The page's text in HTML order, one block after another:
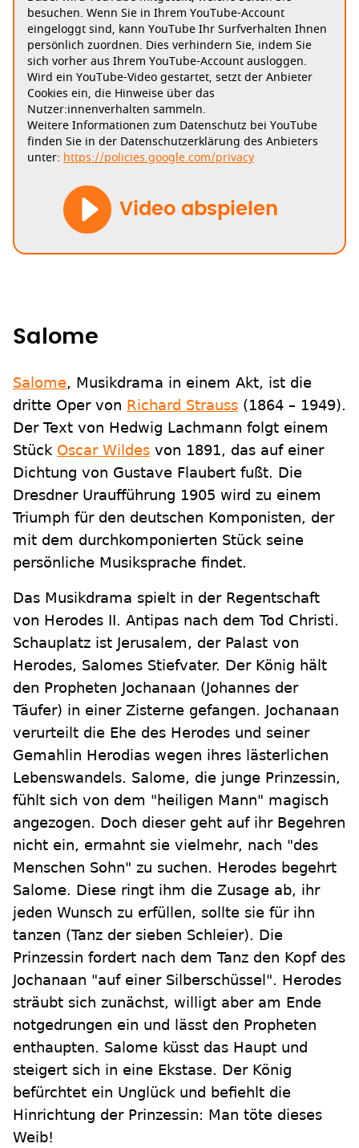
besuchen. Wenn Sie in Ihrem YouTube-Account
eingeloggt sind, kann YouTube Ihr Surfverhalten Ihnen
persönlich zuordnen. Dies verhindern Sie, indem Sie
sich vorher aus Ihrem YouTube-Account ausloggen.
Wird ein YouTube-Video gestartet, setzt der Anbieter
Cookies ein, die Hinweise über das
Nutzer:innenverhalten sammeln.
Weitere Informationen zum Datenschutz bei YouTube
finden Sie in der Datenschutzerklärung des Anbieters
unter: https://policies.google.com/privacy
Video abspielen
Salome
Salome, Musikdrama in einem Akt, ist die
dritte Oper von Richard Strauss (1864 – 1949).
Der Text von Hedwig Lachmann folgt einem
Stück Oscar Wildes von 1891, das auf einer
Dichtung von Gustave Flaubert fußt. Die
Dresdner Uraufführung 1905 wird zu einem
Triumph für den deutschen Komponisten, der
mit dem durchkomponierten Stück seine
persönliche Musiksprache findet.
Das Musikdrama spielt in der Regentschaft
von Herodes II. Antipas nach dem Tod Christi.
Schauplatz ist Jerusalem, der Palast von
Herodes, Salomes Stiefvater. Der König hält
den Propheten Jochanaan (Johannes der
Täufer) in einer Zisterne gefangen. Jochanaan
verurteilt die Ehe des Herodes und seiner
Gemahlin Herodias wegen ihres lästerlichen
Lebenswandels. Salome, die junge Prinzessin,
fühlt sich von dem "heiligen Mann" magisch
angezogen. Doch dieser geht auf ihr Begehren
nicht ein, ermahnt sie vielmehr, nach "des
Menschen Sohn" zu suchen. Herodes begehrt
Salome. Diese ringt ihm die Zusage ab, ihr
jeden Wunsch zu erfüllen, sollte sie für ihn
tanzen (Tanz der sieben Schleier). Die
Prinzessin fordert nach dem Tanz den Kopf des
Jochanaan "auf einer Silberschüssel". Herodes
sträubt sich zunächst, willigt aber am Ende
notgedrungen ein und lässt den Propheten
enthaupten. Salome küsst das Haupt und
steigert sich in eine Ekstase. Der König
befürchtet ein Unglück und befiehlt die
Hinrichtung der Prinzessin: Man töte dieses
Weib!